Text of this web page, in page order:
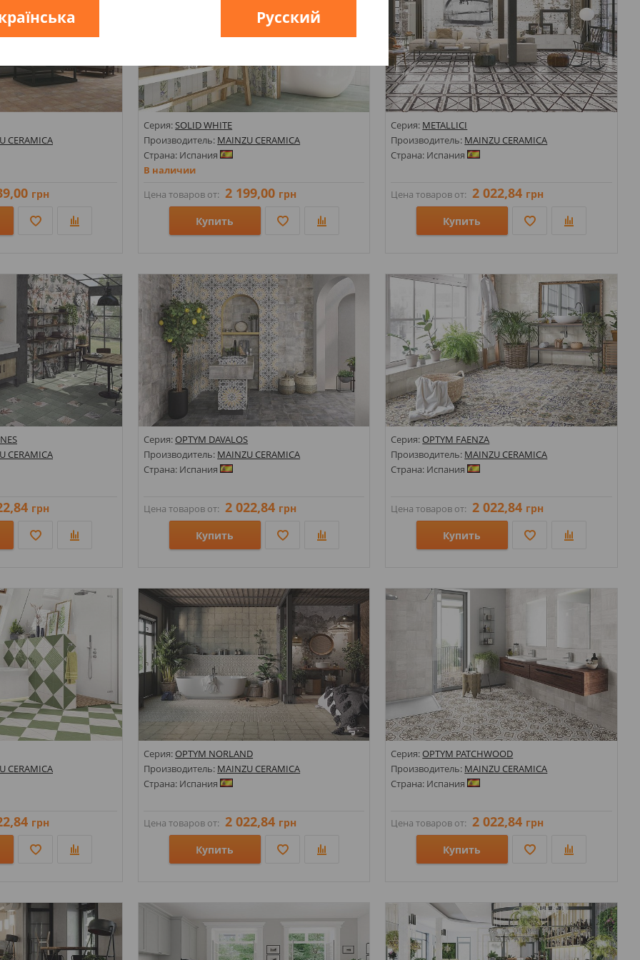
CERAMICA
грн
Серия:SOLID WHITE
Производитель: MAINZU CERAMICA
Страна: Испания
В наличии
Цена товаров от: 2 199,00 грн
Купить
Стили: Под кирпич;
Цвета:
Серия: METALLICI
Производитель: MAINZU CERAMICA
Страна: Испания
Цена товаров от: 2 022,84 грн
Купить
Стили: Геометрия, орнамент; Под камень;
CERAMICA
грн
Под камень;
Серия:OPTYM DAVALOS
Производитель: MAINZU CERAMICA
Страна: Испания
Цена товаров от: 2 022,84 грн
Купить
Стили: Под камень; Геометрия, орнамент;
Цвета:
Серия:OPTYM FAENZA
Производитель: MAINZU CERAMICA
Страна: Испания
Цена товаров от: 2 022,84 грн
Купить
Стили: Под камень; Геометрия, орнамент;
CERAMICA
грн
Черно-Белый;
Серия:OPTYM NORLAND
Производитель: MAINZU CERAMICA
Страна: Испания
Цена товаров от: 2 022,84 грн
Купить
Стили: Геометрия, орнамент; Под камень;
Цвета:
Серия:OPTYM PATCHWOOD
Производитель: MAINZU CERAMICA
Страна: Испания
Цена товаров от: 2 022,84 грн
Купить
Стили: Геометрия, орнамент; Под дерево; Под ламинат;
Цвета:
Русский